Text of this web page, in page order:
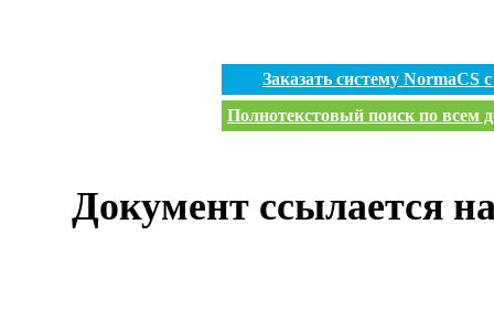
Заказать систему
Полнотекстовый поиск по всем
Документ ссылается